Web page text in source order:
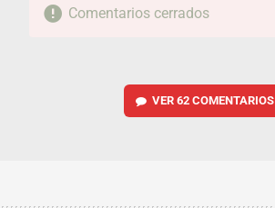
Comentarios cerrados
VER 62 COMENTARIOS